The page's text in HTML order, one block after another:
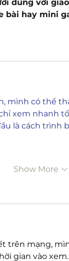
dùng với
bài hay mini
mình có thể
xem nhanh
là cách trình
Show More
trên mạng,
gian vào